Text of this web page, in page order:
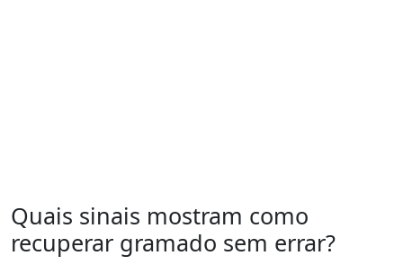
Quais sinais mostram como
recuperar gramado sem errar?